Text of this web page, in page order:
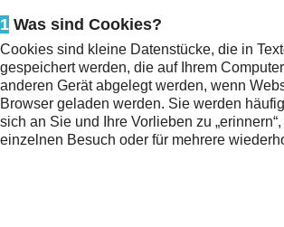
1 Was sind Cookies?
Cookies sind kleine Datenstücke, die in
gespeichert werden, die auf Ihrem
anderen Gerät abgelegt werden, wenn
Browser geladen werden. Sie werden
sich an Sie und Ihre Vorlieben zu
einzelnen Besuch oder für mehrere